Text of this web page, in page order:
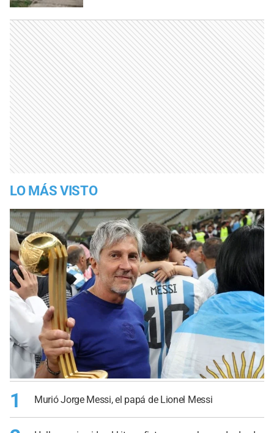
LO MÁS VISTO
1 Murió Jorge Messi, el papá de Lionel Messi